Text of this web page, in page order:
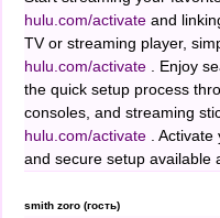
hulu.com/activate and
TV or streaming player,
hulu.com/activate . Enjoy
the quick setup process
consoles, and streaming
hulu.com/activate . Activate
and secure setup available
smith zoro (гость)